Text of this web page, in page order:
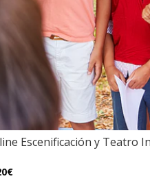
Escenificación y Teatro